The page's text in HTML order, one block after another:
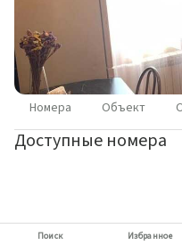
Номера Объект
Доступные номера
Поиск Избранное